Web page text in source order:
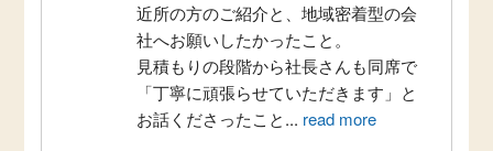
近所の方のご紹介と、地域密着型の会
社へお願いしたかったこと。
見積もりの段階から社長さんも同席で
「丁寧に頑張らせていただきます」と
お話くださったこと... read more